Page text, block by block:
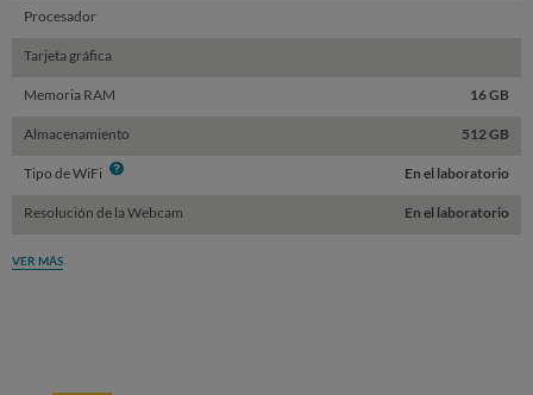
Procesador
Tarjeta gráfica
Memoria RAM 16 GB
Almacenamiento 512 GB
Tipo de WiFi Info En el laboratorio
Resolución de la Webcam En el laboratorio
VER MÁS